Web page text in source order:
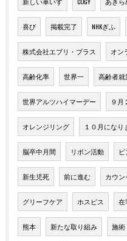
喜び 掲載完了 NHKぎふ
株式会社エブリ・プラス オン
高齢化率 世界一 高齢者就
世界アルツハイマーデー ９月
オレンジリング １０月になり
脳卒中月間 リボン活動
新生児死 前に進む カウ
グリーフケア ホスピス 在
熊本 新たな取り組み 施術